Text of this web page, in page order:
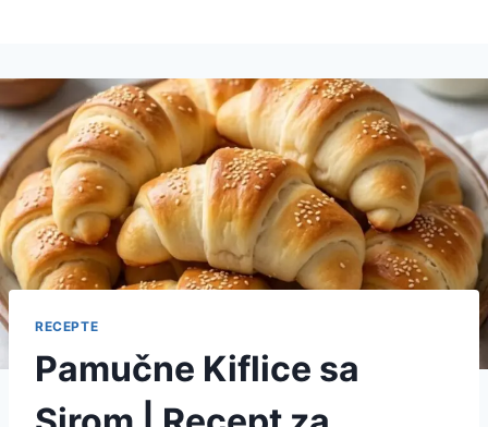
RECEPTE
Pamučne Kiflice sa